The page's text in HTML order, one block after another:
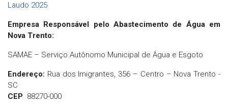
Laudo 2025
Empresa Responsável pelo Abastecimento de Água em
Nova Trento:
SAMAE – Serviço Autônomo Municipal de Água e Esgoto
Endereço: Rua dos Imigrantes, 356 – Centro – Nova Trento -
SC
CEP 88270-000